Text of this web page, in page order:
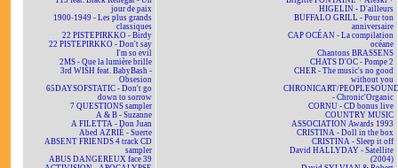
jour de paix
1900-1949 - Les plus grands
classiques
22 PISTEPIRKKO - Birdy
22 PISTEPIRKKO - Don't say
I'm so evil
2MS - Que la lumière brille
3rd WISH feat. BabyBash -
Obsesion
65DAYSOFSTATIC - Don't go
down to sorrow
7 QUESTIONS sampler
A & B - Suzanne
A FILETTA - Don Juan
Abed AZRIÉ - Suerte
ABSENT FRIENDS 4 track CD
sampler
ABUS DANGEREUX face 39
HIGELIN - D'ailleurs
BUFFALO GRILL - Pour ton
anniversaire
CAP OCÉAN - La compilation
océane
Chantons BRASSENS
CHATS D'OC - Pompe 2
CHER - The music's no good
without you
CHRONICART/
- Chronic'Organic
CORNU - CD bonus live
COUNTRY MUSIC
ASSOCIATION Awards 1993
CRISTINA - Doll in the box
CRISTINA - Sleep it off
David HALLYDAY - Satellite
(2004)